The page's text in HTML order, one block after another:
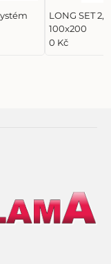
LONG SET
100x200
0 Kč